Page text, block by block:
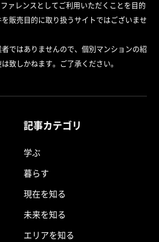
ァレンスとしてご利用いただくことを目的
販売目的に取り扱うサイトではございませ
ではありませんので、個別マンションの紹
致しかねます。ご了承ください。
記事カテゴリ
学ぶ
暮らす
現在を知る
未来を知る
エリアを知る